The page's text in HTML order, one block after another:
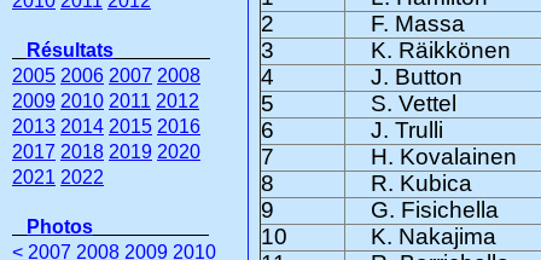
2
F. Massa
3
K. Räikkönen
4
J. Button
5
S. Vettel
6
J. Trulli
7
H. Kovalainen
8
R. Kubica
9
G. Fisichella
10
K. Nakajima
Résultats
2005 2006 2007 2008
2009 2010 2011 2012
2013 2014 2015 2016
2017 2018 2019 2020
2021 2022
Photos
< 2007 2008 2009 2010